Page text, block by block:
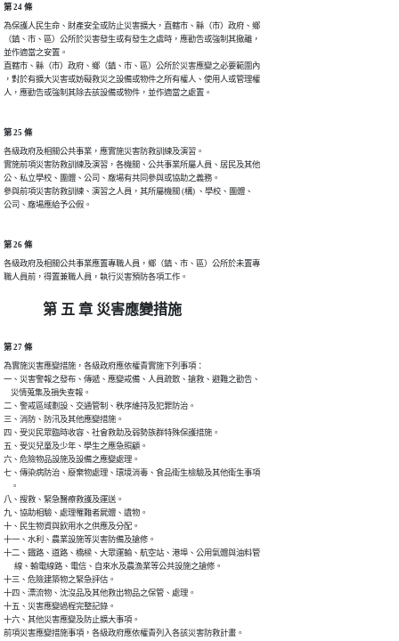
第 24 條
為保護人民生命、財產安全或防止災害擴大，直轄市、縣（市）政府、鄉
（鎮、市、區）公所於災害發生或有發生之虞時，應勸告或強制其撤離，
並作適當之安置。
直轄市、縣（市）政府、鄉（鎮、市、區）公所於災害應變之必要範圍內
，對於有擴大災害或妨礙救災之設備或物件之所有權人、使用人或管理權
人，應勸告或強制其除去該設備或物件，並作適當之處置。
第 25 條
各級政府及相關公共事業，應實施災害防救訓練及演習。
實施前項災害防救訓練及演習，各機關、公共事業所屬人員、居民及其他
公、私立學校、團體、公司、廠場有共同參與或協助之義務。
參與前項災害防救訓練、演習之人員，其所屬機關 (構) 、學校、團體、
公司、廠場應給予公假。
第 26 條
各級政府及相關公共事業應置專職人員，鄉（鎮、市、區）公所於未置專
職人員前，得置兼職人員，執行災害預防各項工作。
第 五 章 災害應變措施
第 27 條
為實施災害應變措施，各級政府應依權責實施下列事項：
一、災害警報之發布、傳遞、應變戒備、人員疏散、搶救、避難之勸告、
    災情蒐集及損失查報。
二、警戒區域劃設、交通管制、秩序維持及犯罪防治。
三、消防、防汛及其他應變措施。
四、受災民眾臨時收容、社會救助及弱勢族群特殊保護措施。
五、受災兒童及少年、學生之應急照顧。
六、危險物品設施及設備之應變處理。
七、傳染病防治、廢棄物處理、環境消毒、食品衛生檢驗及其他衛生事項
    。
八、搜救、緊急醫療救護及運送。
九、協助相驗、處理罹難者屍體、遺物。
十、民生物資與飲用水之供應及分配。
十一、水利、農業設施等災害防備及搶修。
十二、鐵路、道路、橋樑、大眾運輸、航空站、港埠、公用氣體與油料管
      線、輸電線路、電信、自來水及農漁業等公共設施之搶修。
十三、危險建築物之緊急評估。
十四、漂流物、沈沒品及其他救出物品之保管、處理。
十五、災害應變過程完整記錄。
十六、其他災害應變及防止擴大事項。
前項災害應變措施事項，各級政府應依權責列入各該災害防救計畫。